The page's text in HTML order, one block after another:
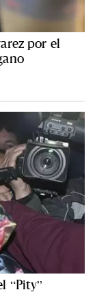
por el
“Pity”